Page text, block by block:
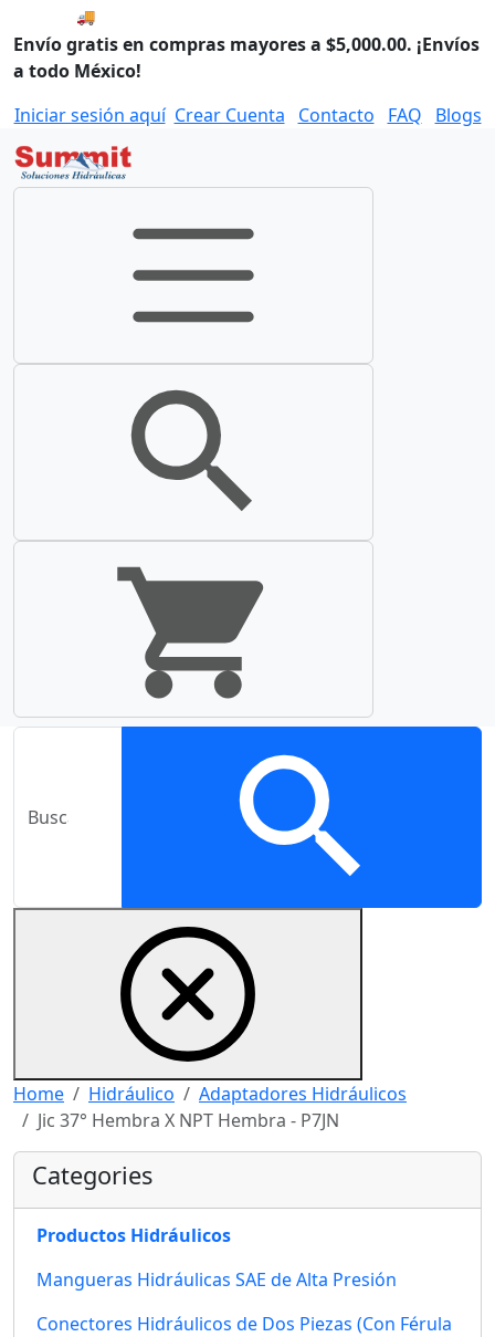
🚚 Compra antes de las 8:00 y enviamos hoy.
Envío gratis en compras mayores a $5,000.00. ¡Envíos
a todo México!
Iniciar sesión aquí Crear Cuenta Contacto FAQ Blogs
Home Hidráulico
Adaptadores Hidráulicos
Jic 37° Hembra X NPT Hembra - P7JN
Categories
Productos Hidráulicos
Mangueras Hidráulicas SAE de Alta Presión
Conectores Hidráulicos de Dos Piezas (Con Férula